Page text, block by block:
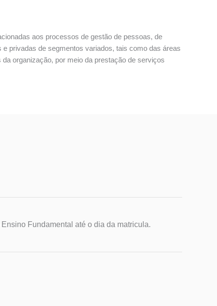
aos processos de gestão de pessoas, de
privadas de segmentos variados, tais como das áreas
organização, por meio da prestação de serviços
Fundamental até o dia da matricula.